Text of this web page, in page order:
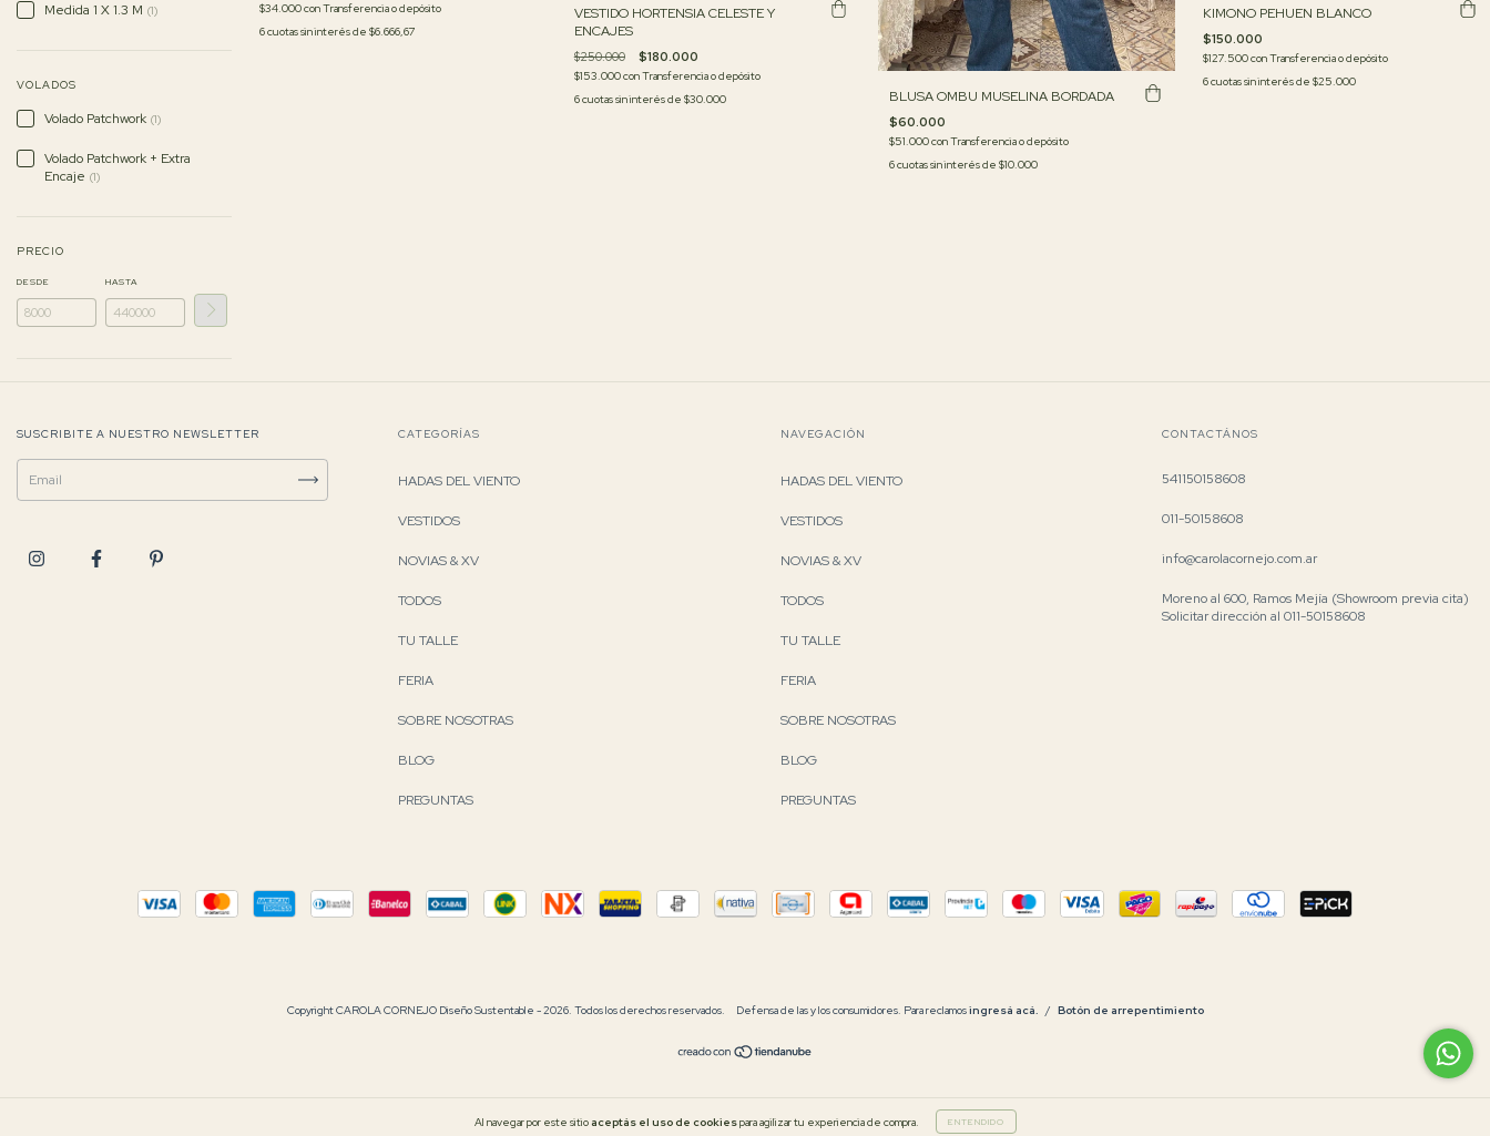
Al navegar por este sitio aceptás el uso de cookiespara agilizar tu experiencia de compra. ENTENDIDO
Medida 1 X 1.3 M (1)
VOLADOS
Volado Patchwork (1)
Volado Patchwork + Extra
Encaje (1)
PRECIO
DESDE HASTA
$34.000conTransferencia o depósito
6cuotas sin interés de $6.666,67
VESTIDO HORTENSIA CELESTE Y
ENCAJES
$250.000 $180.000
$153.000conTransferencia o depósito
6cuotas sin interés de $30.000 BLUSA OMBU MUSELINA BORDADA
$60.000
$51.000conTransferencia o depósito
6cuotas sin interés de $10.000
KIMONO PEHUEN BLANCO
$150.000
$127.500conTransferencia o depósito
6cuotas sin interés de$25.000
SUSCRIBITE A NUESTRO NEWSLETTER CATEGORÍAS
HADAS DEL VIENTO
VESTIDOS
NOVIAS & XV
TODOS
TU TALLE
FERIA
SOBRE NOSOTRAS
BLOG
PREGUNTAS
NAVEGACIÓN
HADAS DEL VIENTO
VESTIDOS
NOVIAS & XV
TODOS
TU TALLE
FERIA
SOBRE NOSOTRAS
BLOG
PREGUNTAS
CONTACTÁNOS
541150158608
011-50158608
info@carolacornejo.com.ar
Moreno al 600, Ramos Mejía (Showroom previa cita)
Solicitar dirección al 011-50158608
Copyright CAROLA CORNEJO Diseño Sustentable - 2026. Todos los derechos reservados. Defensa de las y los consumidores. Para reclamosingresá acá. / Botón de arrepentimiento